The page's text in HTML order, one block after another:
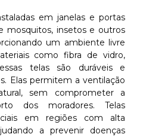
em janelas e portas
mosquitos, insetos e outros
um ambiente livre
como fibra de vidro,
telas são duráveis e
Elas permitem a ventilação
sem comprometer a
dos moradores. Telas
em regiões com alta
a prevenir doenças